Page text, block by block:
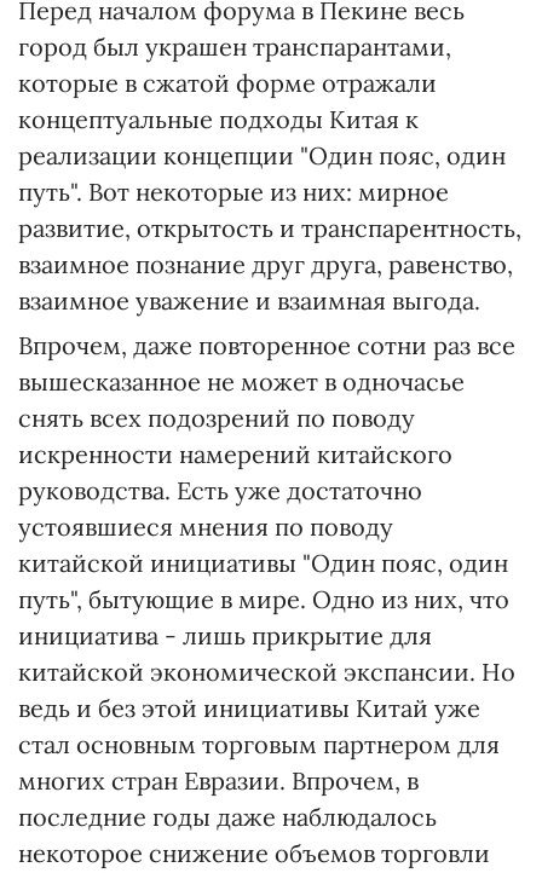
Перед началом форума в Пекине весь
город был украшен транспарантами,
которые в сжатой форме отражали
концептуальные подходы Китая к
реализации концепции "Один пояс, один
путь". Вот некоторые из них: мирное
развитие, открытость и транспарентность,
взаимное познание друг друга, равенство,
взаимное уважение и взаимная выгода.
Впрочем, даже повторенное сотни раз все
вышесказанное не может в одночасье
снять всех подозрений по поводу
искренности намерений китайского
руководства. Есть уже достаточно
устоявшиеся мнения по поводу
китайской инициативы "Один пояс, один
путь", бытующие в мире. Одно из них, что
инициатива - лишь прикрытие для
китайской экономической экспансии. Но
ведь и без этой инициативы Китай уже
стал основным торговым партнером для
многих стран Евразии. Впрочем, в
последние годы даже наблюдалось
некоторое снижение объемов торговли